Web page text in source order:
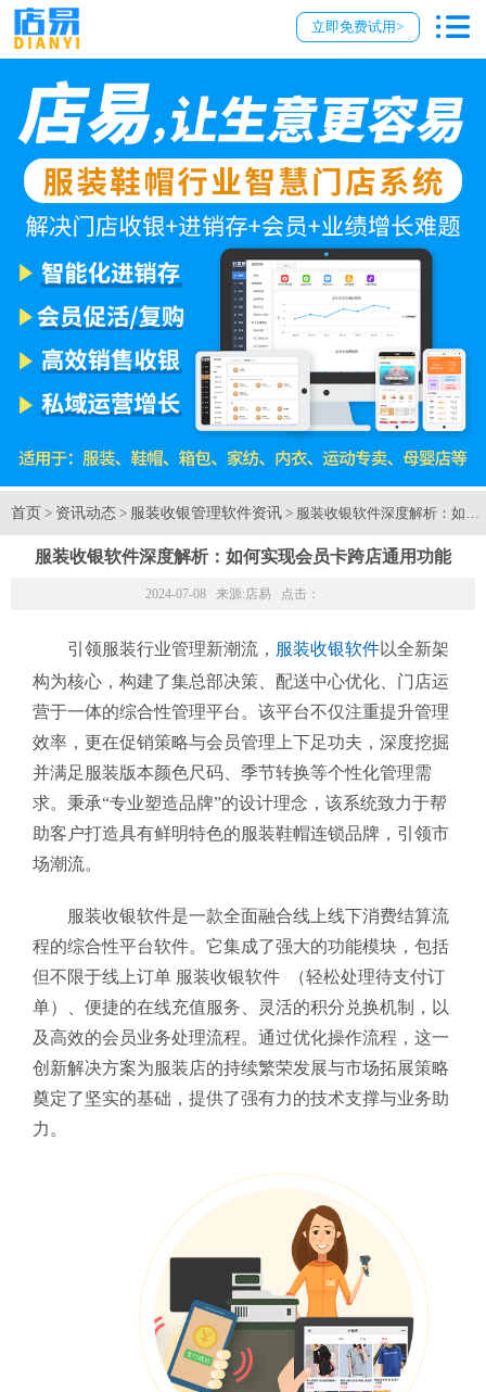
立即免费试用>
首页 > 资讯动态 > 服装收银管理软件资讯 > 服装收银软件深度解析：如
服装收银软件深度解析：如何实现会员卡跨店通用功能
2024-07-08 来源:店易 点击：
引领服装行业管理新潮流， 服装收银软件以全新架
构为核心，构建了集总部决策、配送中心优化、门店运
营于一体的综合性管理平台。该平台不仅注重提升管理
效率，更在促销策略与会员管理上下足功夫，深度挖掘
并满足服装版本颜色尺码、季节转换等个性化管理需
求。秉承“专业塑造品牌”的设计理念，该系统致力于帮
助客户打造具有鲜明特色的服装鞋帽连锁品牌，引领市
场潮流。
服装收银软件是一款全面融合线上线下消费结算流
程的综合性平台软件。它集成了强大的功能模块，包括
但不限于线上订单 服装收银软件 （轻松处理待支付订
单）、便捷的在线充值服务、灵活的积分兑换机制，以
及高效的会员业务处理流程。通过优化操作流程，这一
创新解决方案为服装店的持续繁荣发展与市场拓展策略
奠定了坚实的基础，提供了强有力的技术支撑与业务助
力。